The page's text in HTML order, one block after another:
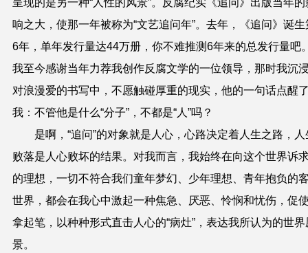
呈现的是另一种“人性的风景”。反腐纪实《追问》出版当年的
响之大，使那一年被称为“文艺追问年”。去年，《追问》诞生
6年，单年发行量达44万册，你不难推测6年来的总发行量吧
我至今感谢当年力荐我创作反腐文学的一位领导，那时我沉
对浪漫爱的书写中，不愿触碰厚重的现实，他的一句话点醒
我：不管他是什么“分子”，不都是“人”吗？
是啊，“追问”的对象就是人心，心路决定着人生之路，人
败落是人心败坏的结果。对我而言，我始终在向这个世界诉
的理想，一切不符合我们童年梦幻、少年理想、青年抱负的
世界，都会在我心中激起一种焦急、厌恶、怜悯和忧伤，促
拿起笔，以种种形式直击人心的“病灶”，表达我所认为的世界
景。